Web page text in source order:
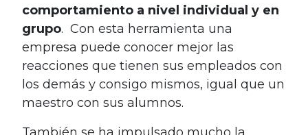
comportamiento a nivel individual y en
grupo. Con esta herramienta una
empresa puede conocer mejor las
reacciones que tienen sus empleados con
los demás y consigo mismos, igual que un
maestro con sus alumnos.